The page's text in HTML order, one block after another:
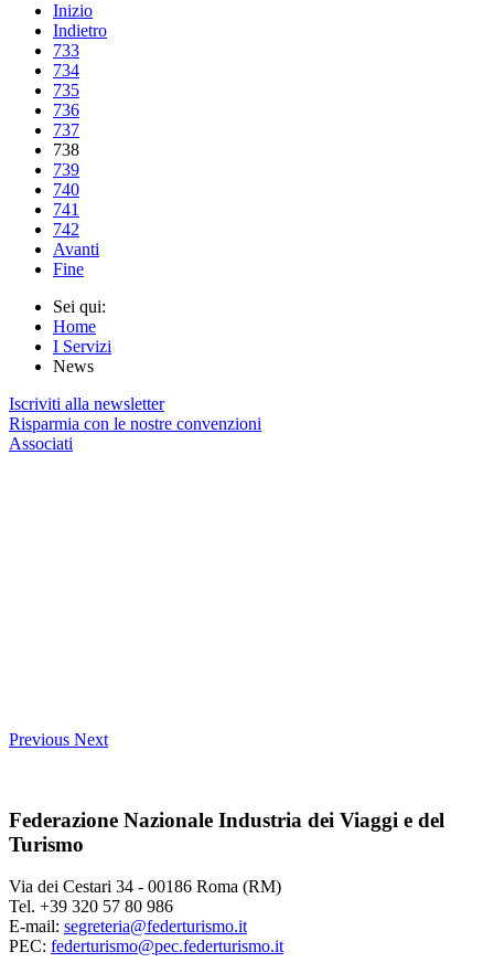
Inizio
Indietro
733
734
735
736
737
738
739
740
741
742
Avanti
Fine
Sei qui:
Home
I Servizi
News
Iscriviti alla newsletter
Risparmia con le nostre convenzioni
Associati
Previous Next
Federazione Nazionale Industria dei Viaggi e del
Turismo
Via dei Cestari 34 - 00186 Roma (RM)
Tel. +39 320 57 80 986
E-mail: segreteria@federturismo.it
PEC: federturismo@pec.federturismo.it